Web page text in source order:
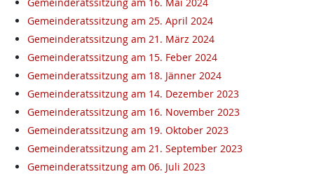
Gemeinderatssitzung am 25. April 2024
Gemeinderatssitzung am 21. März 2024
Gemeinderatssitzung am 15. Feber 2024
Gemeinderatssitzung am 18. Jänner 2024
Gemeinderatssitzung am 14. Dezember 2023
Gemeinderatssitzung am 16. November 2023
Gemeinderatssitzung am 19. Oktober 2023
Gemeinderatssitzung am 21. September 2023
Gemeinderatssitzung am 06. Juli 2023